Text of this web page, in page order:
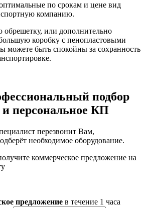
по срокам и цене вид
компанию.
обрешетку, или дополнительно
коробку с пенопластовыми
можете быть спокойны за сохранность
подбор
и персональное КП
перезвонит Вам,
необходимое оборудование.
коммерческое предложение на
предложение в течение 1 часа